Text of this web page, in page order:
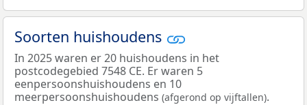
Soorten huishoudens
In 2025 waren er 20 huishoudens in het
postcodegebied 7548 CE. Er waren 5
eenpersoonshuishoudens en 10
meerpersoonshuishoudens (afgerond op vijftallen).